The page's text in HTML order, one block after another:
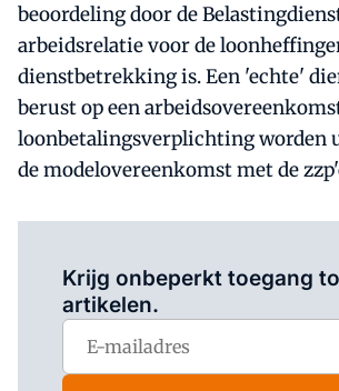
beoordeling door de
arbeidsrelatie voor de
dienstbetrekking is. Een 'echte'
berust op een
loonbetalingsverplichting worden
de modelovereenkomst met de
Krijg onbeperkt toegang
artikelen.